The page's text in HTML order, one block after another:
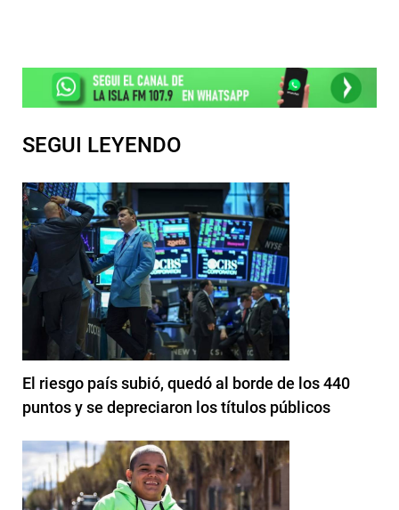
SEGUI LEYENDO
El riesgo país subió, quedó al borde de los 440
puntos y se depreciaron los títulos públicos